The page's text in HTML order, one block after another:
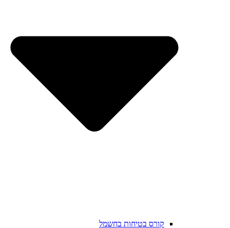
קורס בטיחות בחשמל